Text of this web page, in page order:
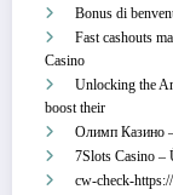
Bonus di
Fast cashouts
Casino
Unlocking the
boost their
Олимп Казино
7Slots Casino –
cw-check-